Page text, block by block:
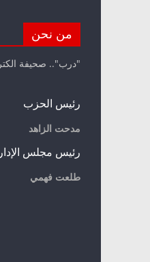
من نحن
"درب".. صحيفة
رئيس الحزب
مدحت الزاهد
رئيس مجلس
طلعت فهمي